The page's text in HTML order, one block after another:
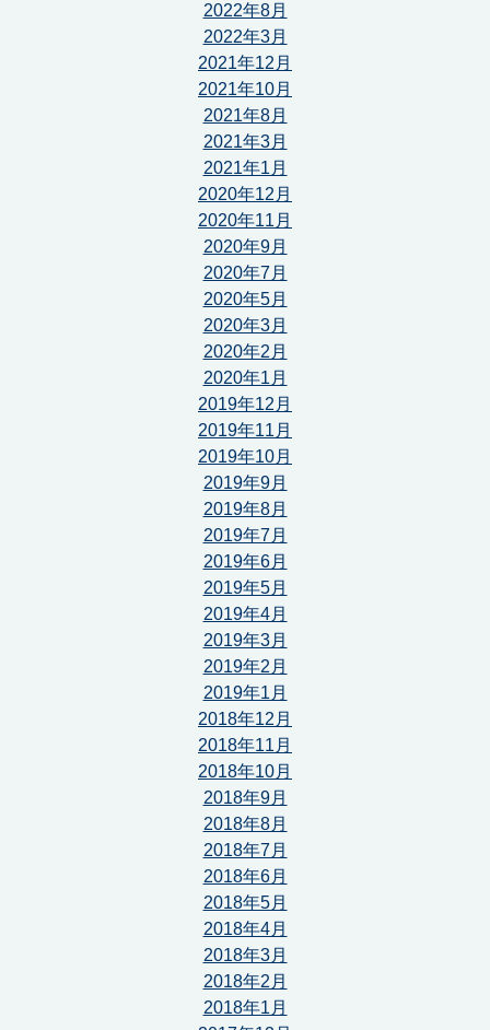
2022年8月
2022年3月
2021年12月
2021年10月
2021年8月
2021年3月
2021年1月
2020年12月
2020年11月
2020年9月
2020年7月
2020年5月
2020年3月
2020年2月
2020年1月
2019年12月
2019年11月
2019年10月
2019年9月
2019年8月
2019年7月
2019年6月
2019年5月
2019年4月
2019年3月
2019年2月
2019年1月
2018年12月
2018年11月
2018年10月
2018年9月
2018年8月
2018年7月
2018年6月
2018年5月
2018年4月
2018年3月
2018年2月
2018年1月